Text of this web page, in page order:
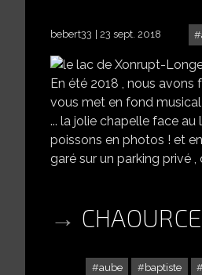
bebert33 23 sept. 2018
En été 2018 , nous avons
vous met en fond musical
... la jolie chapelle face au
poissons en photos ! et
garé sur un parking privé
aube baptiste